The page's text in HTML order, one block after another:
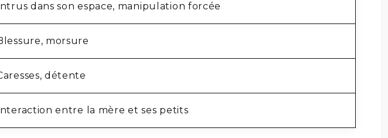
dans son espace, manipulation forcée
morsure
détente
entre la mère et ses petits